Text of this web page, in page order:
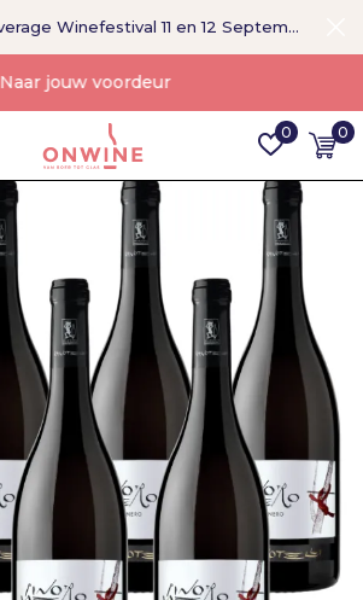
0 0
Zonder tussenpersoon
Nieuw: Not Your Average Winefestival 11 en 12 September >